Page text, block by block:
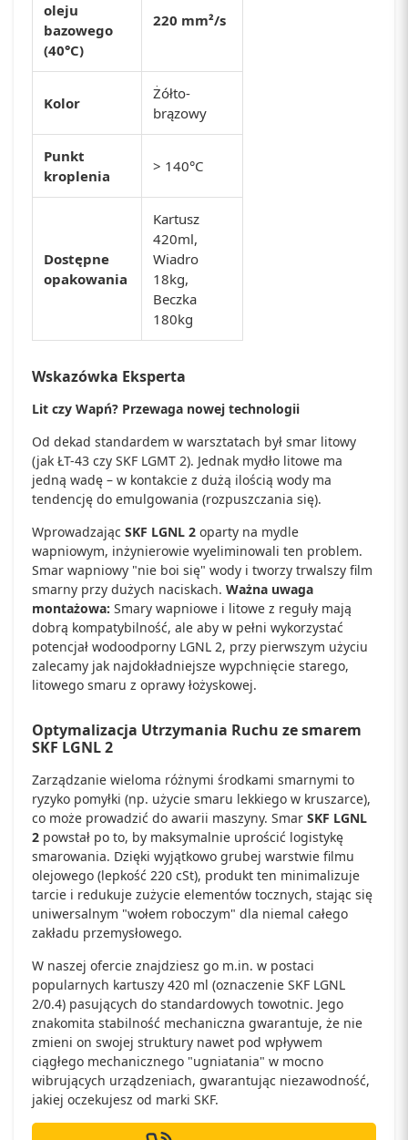
oleju
bazowego
(40°C)
220 mm²/s
Kolor
Żółto-
brązowy
Punkt
kroplenia
> 140°C
Dostępne
opakowania
Kartusz
420ml,
Wiadro
18kg,
Beczka
180kg
Wskazówka Eksperta
Lit czy Wapń? Przewaga nowej technologii
Od dekad standardem w warsztatach był smar litowy
(jak ŁT-43 czy SKF LGMT 2). Jednak mydło litowe ma
jedną wadę – w kontakcie z dużą ilością wody ma
tendencję do emulgowania (rozpuszczania się).
Wprowadzając SKF LGNL 2 oparty na mydle
wapniowym, inżynierowie wyeliminowali ten problem.
Smar wapniowy "nie boi się" wody i tworzy trwalszy film
smarny przy dużych naciskach. Ważna uwaga
montażowa: Smary wapniowe i litowe z reguły mają
dobrą kompatybilność, ale aby w pełni wykorzystać
potencjał wodoodporny LGNL 2, przy pierwszym użyciu
zalecamy jak najdokładniejsze wypchnięcie starego,
litowego smaru z oprawy łożyskowej.
Optymalizacja Utrzymania Ruchu ze smarem
SKF LGNL 2
Zarządzanie wieloma różnymi środkami smarnymi to
ryzyko pomyłki (np. użycie smaru lekkiego w kruszarce),
co może prowadzić do awarii maszyny. Smar SKF LGNL
2 powstał po to, by maksymalnie uprościć logistykę
smarowania. Dzięki wyjątkowo grubej warstwie filmu
olejowego (lepkość 220 cSt), produkt ten minimalizuje
tarcie i redukuje zużycie elementów tocznych, stając się
uniwersalnym "wołem roboczym" dla niemal całego
zakładu przemysłowego.
W naszej ofercie znajdziesz go m.in. w postaci
popularnych kartuszy 420 ml (oznaczenie SKF LGNL
2/0.4) pasujących do standardowych towotnic. Jego
znakomita stabilność mechaniczna gwarantuje, że nie
zmieni on swojej struktury nawet pod wpływem
ciągłego mechanicznego "ugniatania" w mocno
wibrujących urządzeniach, gwarantując niezawodność,
jakiej oczekujesz od marki SKF.